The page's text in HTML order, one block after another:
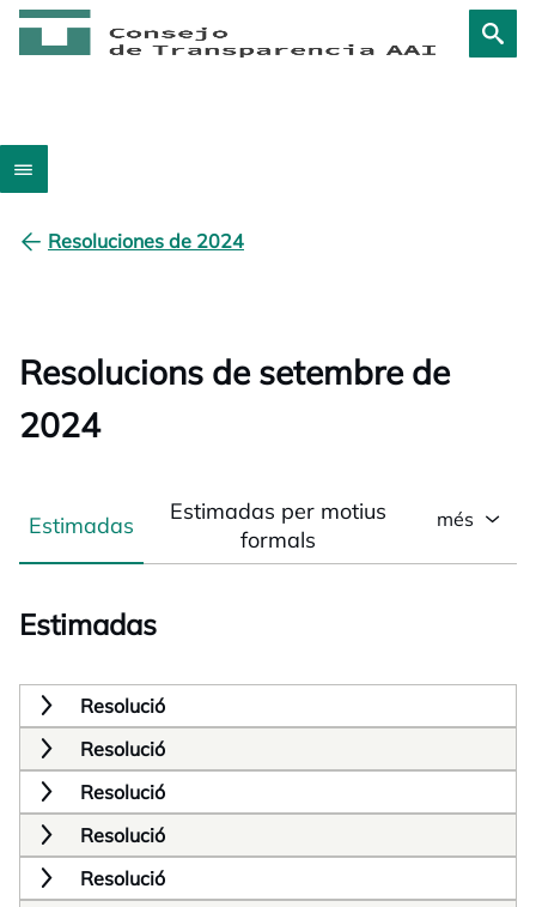
Resoluciones de 2024
Resolucions de setembre de
2024
Estimadas
Estimadas per motius
formals
més
Estimadas
Resolució
Resolució
Resolució
Resolució
Resolució